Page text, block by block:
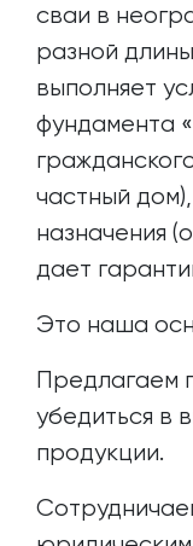
сваи в
разной
выполняет
фундамента
частный
назначения
дает
Это наша
Предлагаем
убедиться в
продукции.